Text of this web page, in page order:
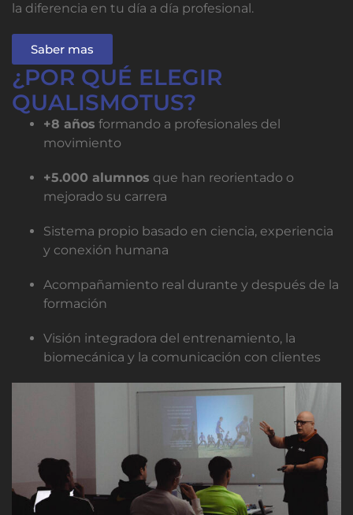
la diferencia en tu día a día profesional.
Saber mas
¿POR QUÉ ELEGIR
QUALISMOTUS?
+8 años formando a profesionales del
movimiento
+5.000 alumnos que han reorientado o
mejorado su carrera
Sistema propio basado en ciencia, experiencia
y conexión humana
Acompañamiento real durante y después de la
formación
Visión integradora del entrenamiento, la
biomecánica y la comunicación con clientes